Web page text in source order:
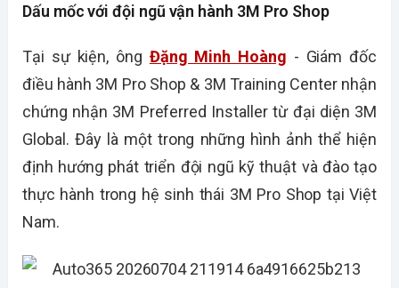
Dấu mốc với đội ngũ vận hành 3M Pro Shop
Tại sự kiện, ông Đặng Minh Hoàng - Giám đốc
điều hành 3M Pro Shop & 3M Training Center nhận
chứng nhận 3M Preferred Installer từ đại diện 3M
Global. Đây là một trong những hình ảnh thể hiện
định hướng phát triển đội ngũ kỹ thuật và đào tạo
thực hành trong hệ sinh thái 3M Pro Shop tại Việt
Nam.